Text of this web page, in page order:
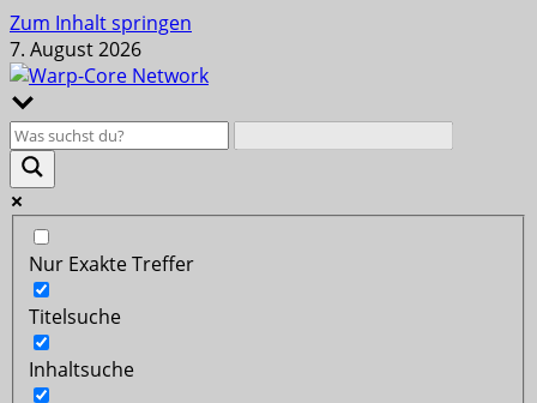
Zum Inhalt springen
7. August 2026
Nur Exakte Treffer
Titelsuche
Inhaltsuche